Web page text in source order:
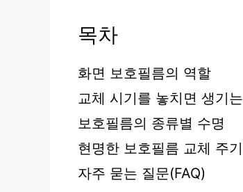
목차
화면 보호필름의 역할
교체 시기를 놓치면 생기
보호필름의 종류별 수명
현명한 보호필름 교체 주기
자주 묻는 질문(FAQ)